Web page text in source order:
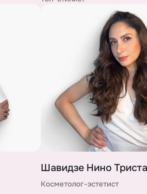
Шавидзе Нино
Косметолог-эстетист